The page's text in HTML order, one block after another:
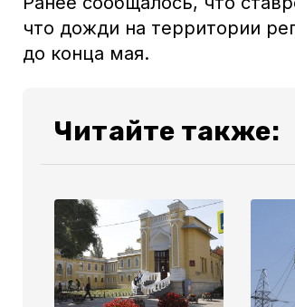
что дожди на территории
до конца мая.
Читайте также: